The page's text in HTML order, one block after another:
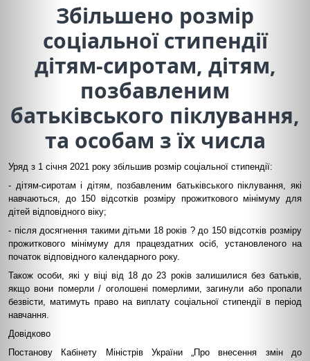
Збільшено розмір
соціальної стипендії
дітям-сиротам, дітям,
позбавленим
батьківського піклування,
та особам з їх числа
Уряд з 1 січня 2021 року збільшив розмір соціальної стипендії:
- дітям-сиротам і дітям, позбавленим батьківського піклування, які
навчаються, до 150 відсотків розміру прожиткового мінімуму для
дітей відповідного віку;
- після досягнення такими дітьми 18 років ? до 150 відсотків розміру
прожиткового мінімуму для працездатних осіб, установленого на
початок відповідного календарного року.
Також особи, які у віці від 18 до 23 років залишилися без батьків,
якщо вони померли / оголошені померлими, загинули або пропали
безвісти, матимуть право на виплату соціальної стипендії в період
навчання.
Довідково
Постанову Кабінету Міністрів України „Про внесення змін до